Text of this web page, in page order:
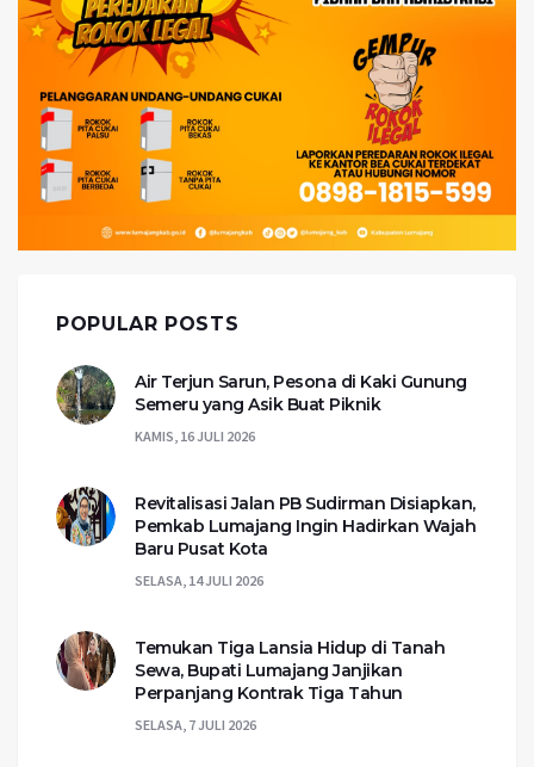
POPULAR POSTS
Air Terjun Sarun, Pesona di Kaki Gunung
Semeru yang Asik Buat Piknik
KAMIS, 16 JULI 2026
Revitalisasi Jalan PB Sudirman Disiapkan,
Pemkab Lumajang Ingin Hadirkan Wajah
Baru Pusat Kota
SELASA, 14 JULI 2026
Temukan Tiga Lansia Hidup di Tanah
Sewa, Bupati Lumajang Janjikan
Perpanjang Kontrak Tiga Tahun
SELASA, 7 JULI 2026